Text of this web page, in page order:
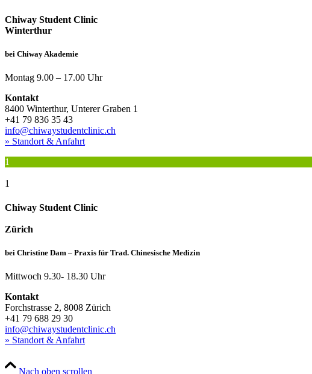
Chiway Student Clinic
Winterthur
bei Chiway Akademie
Montag 9.00 – 17.00 Uhr​​​
Kontakt
8400 Winterthur, Unterer Graben 1
+41 79 836 35 43
info@chiwaystudentclinic.ch
» Standort & Anfahrt
1
1
Chiway Student Clinic
Zürich
bei Christine Dam – Praxis für Trad. Chinesische Medizin
Mittwoch 9.30- 18.30 Uhr​​​​
Kontakt
Forchstrasse 2, 8008 Zürich
+41 79 688 29 30
info@chiwaystudentclinic.ch
» Standort & Anfahrt
Nach oben scrollen